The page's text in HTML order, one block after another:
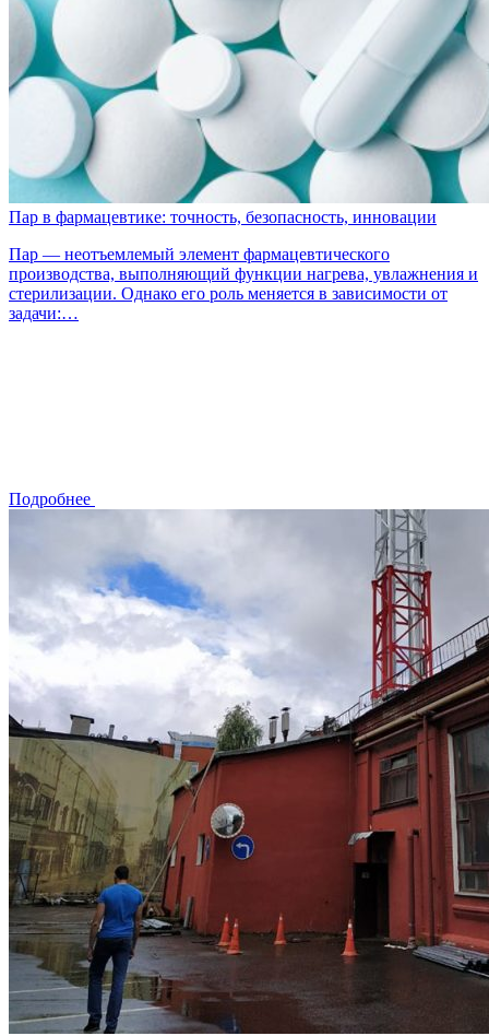
Пар в фармацевтике: точность, безопасность, инновации
Пар — неотъемлемый элемент фармацевтического
производства, выполняющий функции нагрева, увлажнения и
стерилизации. Однако его роль меняется в зависимости от
задачи:…
Подробнее